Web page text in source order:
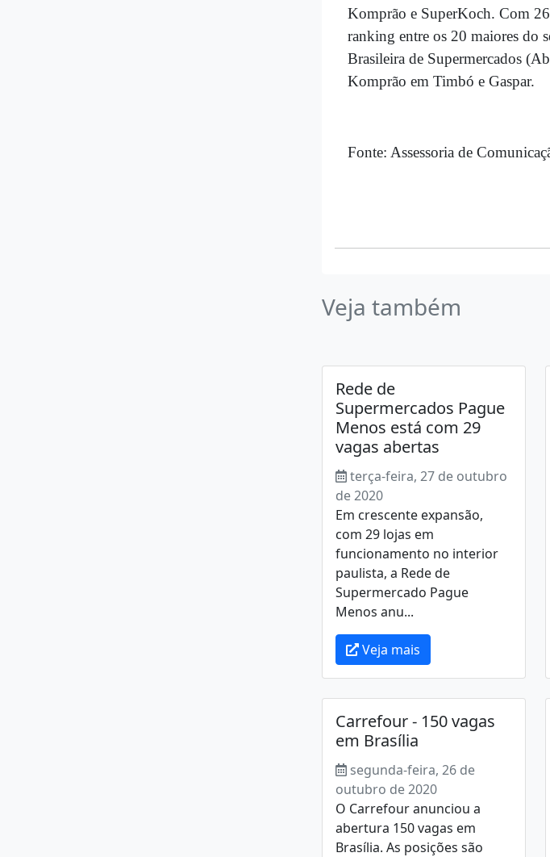
Komprão e SuperKoch. Com
ranking entre os 20 maiores do
Brasileira de Supermercados
Komprão em Timbó e Gaspar.
Fonte: Assessoria de
Veja também
Rede de
Supermercados Pague
Menos está com 29
vagas abertas
terça-feira, 27 de outubro
de 2020
Em crescente expansão,
com 29 lojas em
funcionamento no interior
paulista, a Rede de
Supermercado Pague
Menos anu...
Veja mais
Carrefour - 150 vagas
em Brasília
segunda-feira, 26 de
outubro de 2020
O Carrefour anunciou a
abertura 150 vagas em
Brasília. As posições são